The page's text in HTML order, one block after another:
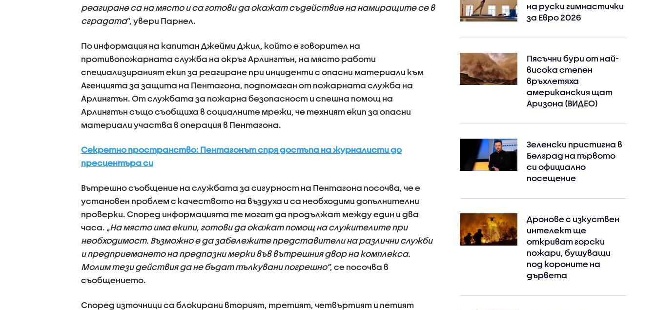
реагиране са на място и са готови да окажат съдействие на намиращите се в
сградата“, увери Парнел.
По информация на капитан Джейми Джил, който е говорител на
противопожарната служба на окръг Арлингтън, на място работи
специализираният екип за реагиране при инциденти с опасни материали към
Агенцията за защита на Пентагона, подпомаган от пожарната служба на
Арлингтън. От службата за пожарна безопасност и спешна помощ на
Арлингтън също съобщиха в социалните мрежи, че техният екип за опасни
материали участва в операция в Пентагона.
Секретно пространство: Пентагонът спря достъпа на журналисти до
пресцентъра си
Вътрешно съобщение на службата за сигурност на Пентагона посочва, че е
установен проблем с качеството на въздуха и са необходими допълнителни
проверки. Според информацията те могат да продължат между един и два
часа. „На място има екипи, готови да окажат помощ на служителите при
необходимост. Възможно е да забележите представители на различни служби
и предприемането на предпазни мерки във вътрешния двор на комплекса.
Молим тези действия да не бъдат тълкувани погрешно“, се посочва в
съобщението.
Според източници са блокирани вторият, третият, четвъртият и петият
на руски гимнастички
за Евро 2026
Пясъчни бури от най-
висока степен
връхлетяха
американския щат
Аризона (ВИДЕО)
Зеленски пристигна в
Белград на първото
си официално
посещение
Дронове с изкуствен
интелект ще
откриват горски
пожари, бушуващи
под короните на
дървета